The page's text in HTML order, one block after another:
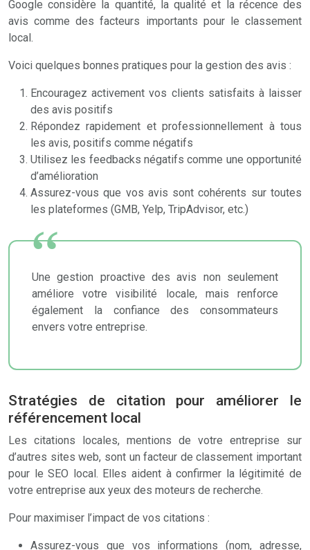
Google considère la quantité, la qualité et la récence des
avis comme des facteurs importants pour le classement
local.
Voici quelques bonnes pratiques pour la gestion des avis :
Encouragez activement vos clients satisfaits à laisser
des avis positifs
Répondez rapidement et professionnellement à tous
les avis, positifs comme négatifs
Utilisez les feedbacks négatifs comme une opportunité
d’amélioration
Assurez-vous que vos avis sont cohérents sur toutes
les plateformes (GMB, Yelp, TripAdvisor, etc.)
Une gestion proactive des avis non seulement
améliore votre visibilité locale, mais renforce
également la confiance des consommateurs
envers votre entreprise.
Stratégies de citation pour améliorer le
référencement local
Les citations locales, mentions de votre entreprise sur
d’autres sites web, sont un facteur de classement important
pour le SEO local. Elles aident à confirmer la légitimité de
votre entreprise aux yeux des moteurs de recherche.
Pour maximiser l’impact de vos citations :
Assurez-vous que vos informations (nom, adresse,